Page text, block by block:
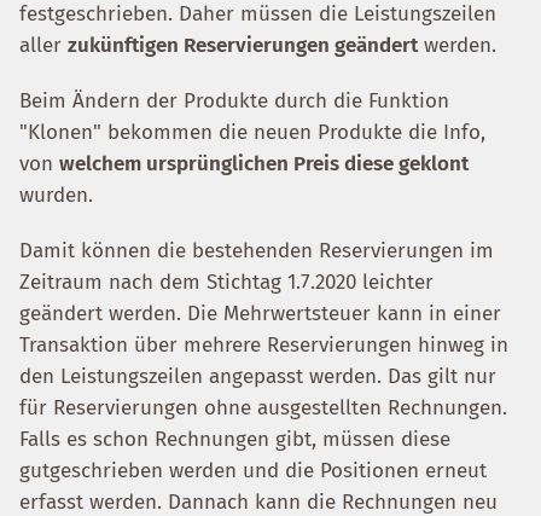
festgeschrieben. Daher müssen die Leistungszeilen
aller zukünftigen Reservierungen geändertwerden.
Beim Ändern der Produkte durch die Funktion
"Klonen" bekommen die neuen Produkte die Info,
von welchem ursprünglichen Preis diese geklont
wurden.
Damit können die bestehenden Reservierungen im
Zeitraum nach dem Stichtag 1.7.2020 leichter
geändert werden. Die Mehrwertsteuer kann in einer
Transaktion über mehrere Reservierungen hinweg in
den Leistungszeilen angepasst werden. Das gilt nur
für Reservierungen ohne ausgestellten Rechnungen.
Falls es schon Rechnungen gibt, müssen diese
gutgeschrieben werden und die Positionen erneut
erfasst werden. Dannach kann die Rechnungen neu